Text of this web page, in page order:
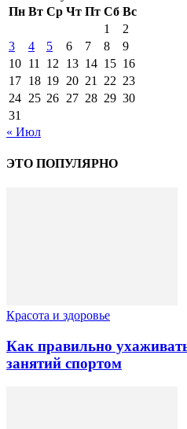
Пн Вт Ср Чт Пт Сб Вс
1
2
3
4 5 6 7 8
9
10 11 12 13 14 15 16
17 18 19 20 21 22 23
24 25 26 27 28 29 30
31
« Июл
ЭТО ПОПУЛЯРНО
Красота и здоровье
Как правильно
занятий спортом